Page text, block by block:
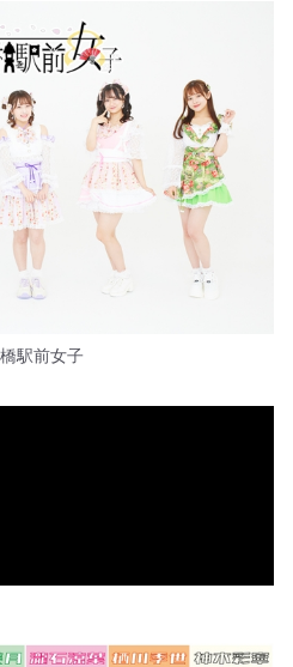
駅前女子